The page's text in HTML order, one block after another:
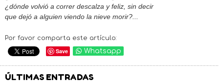
¿dónde volvió a correr descalza y feliz, sin decir
que dejó a alguien viendo la nieve morir?...
Por favor comparta este artículo:
Save Whatsapp
ÚLTIMAS ENTRADAS